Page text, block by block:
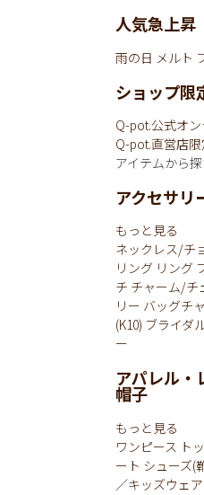
人気急上昇
雨の日 メルト
ショップ限
Q-pot.公式オ
Q-pot.直営店限
アイテムから
アクセサリ
もっと見る
ネックレス/チ
リング リング
チ チャーム/チ
リー バッグチ
(K10) ブライダ
ー
アパレル・
帽子
もっと見る
ワンピース ト
ート シューズ(
／キッズウェア